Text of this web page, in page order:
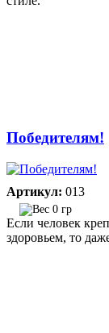
Победителям!
Артикул: 013
0 гр
Если человек
здоровьем, то